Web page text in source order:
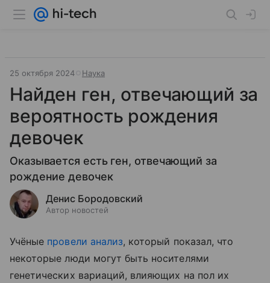
25 октября 2024 Наука
Найден ген, отвечающий за
вероятность рождения
девочек
Оказывается есть ген, отвечающий за
рождение девочек
Денис Бородовский
Автор новостей
Учёные провели анализ, который показал, что
некоторые люди могут быть носителями
генетических вариаций, влияющих на пол их